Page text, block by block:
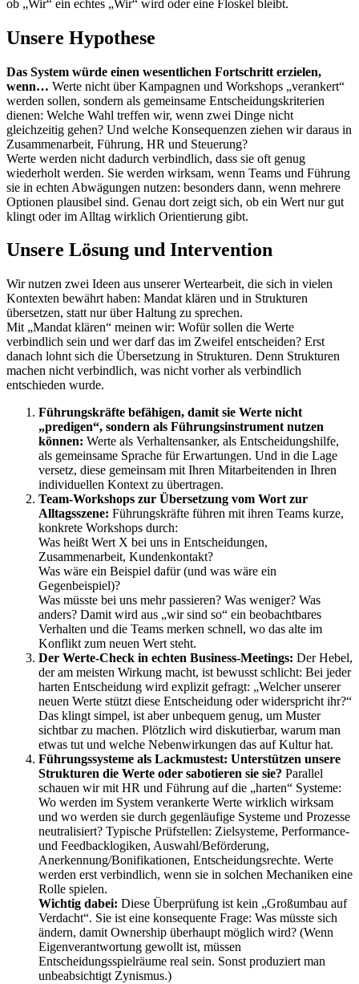
ob „Wir“ ein echtes „Wir“ wird oder eine Floskel bleibt.
Unsere Hypothese
Das System würde einen wesentlichen Fortschritt erzielen,
wenn… Werte nicht über Kampagnen und Workshops „verankert“
werden sollen, sondern als gemeinsame Entscheidungskriterien
dienen: Welche Wahl treffen wir, wenn zwei Dinge nicht
gleichzeitig gehen? Und welche Konsequenzen ziehen wir daraus in
Zusammenarbeit, Führung, HR und Steuerung?
Werte werden nicht dadurch verbindlich, dass sie oft genug
wiederholt werden. Sie werden wirksam, wenn Teams und Führung
sie in echten Abwägungen nutzen: besonders dann, wenn mehrere
Optionen plausibel sind. Genau dort zeigt sich, ob ein Wert nur gut
klingt oder im Alltag wirklich Orientierung gibt.
Unsere Lösung und Intervention
Wir nutzen zwei Ideen aus unserer Wertearbeit, die sich in vielen
Kontexten bewährt haben: Mandat klären und in Strukturen
übersetzen, statt nur über Haltung zu sprechen.
Mit „Mandat klären“ meinen wir: Wofür sollen die Werte
verbindlich sein und wer darf das im Zweifel entscheiden? Erst
danach lohnt sich die Übersetzung in Strukturen. Denn Strukturen
machen nicht verbindlich, was nicht vorher als verbindlich
entschieden wurde.
Führungskräfte befähigen, damit sie Werte nicht
„predigen“, sondern als Führungsinstrument nutzen
können: Werte als Verhaltensanker, als Entscheidungshilfe,
als gemeinsame Sprache für Erwartungen. Und in die Lage
versetz, diese gemeinsam mit Ihren Mitarbeitenden in Ihren
individuellen Kontext zu übertragen.
Team-Workshops zur Übersetzung vom Wort zur
Alltagsszene: Führungskräfte führen mit ihren Teams kurze,
konkrete Workshops durch:
Was heißt Wert X bei uns in Entscheidungen,
Zusammenarbeit, Kundenkontakt?
Was wäre ein Beispiel dafür (und was wäre ein
Gegenbeispiel)?
Was müsste bei uns mehr passieren? Was weniger? Was
anders? Damit wird aus „wir sind so“ ein beobachtbares
Verhalten und die Teams merken schnell, wo das alte im
Konflikt zum neuen Wert steht.
Der Werte-Check in echten Business-Meetings: Der Hebel,
der am meisten Wirkung macht, ist bewusst schlicht: Bei jeder
harten Entscheidung wird explizit gefragt: „Welcher unserer
neuen Werte stützt diese Entscheidung oder widerspricht ihr?“
Das klingt simpel, ist aber unbequem genug, um Muster
sichtbar zu machen. Plötzlich wird diskutierbar, warum man
etwas tut und welche Nebenwirkungen das auf Kultur hat.
Führungssysteme als Lackmustest: Unterstützen unsere
Strukturen die Werte oder sabotieren sie sie? Parallel
schauen wir mit HR und Führung auf die „harten“ Systeme:
Wo werden im System verankerte Werte wirklich wirksam
und wo werden sie durch gegenläufige Systeme und Prozesse
neutralisiert? Typische Prüfstellen: Zielsysteme, Performance-
und Feedbacklogiken, Auswahl/Beförderung,
Anerkennung/Bonifikationen, Entscheidungsrechte. Werte
werden erst verbindlich, wenn sie in solchen Mechaniken eine
Rolle spielen.
Wichtig dabei: Diese Überprüfung ist kein „Großumbau auf
Verdacht“. Sie ist eine konsequente Frage: Was müsste sich
ändern, damit Ownership überhaupt möglich wird? (Wenn
Eigenverantwortung gewollt ist, müssen
Entscheidungsspielräume real sein. Sonst produziert man
unbeabsichtigt Zynismus.)